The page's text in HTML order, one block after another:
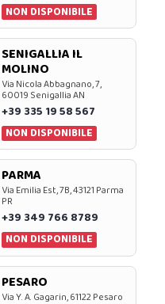
NON DISPONIBILE
SENIGALLIA IL
MOLINO
Via Nicola Abbagnano, 7,
60019 Senigallia AN
+39 335 19 58 567
NON DISPONIBILE
PARMA
Via Emilia Est, 7B, 43121 Parma
PR
+39 349 766 8789
NON DISPONIBILE
PESARO
Via Y. A. Gagarin, 61122 Pesaro